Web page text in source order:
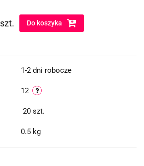
szt. Do koszyka
1-2 dni robocze
12
20 szt.
0.5 kg